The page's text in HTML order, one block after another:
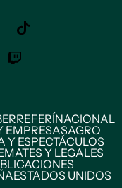
REFERÍNACIONAL
EMPRESASAGRO
Y ESPECTÁCULOS
Y LEGALES
ESTADOS UNIDOS